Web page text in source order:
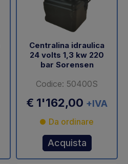
Centralina idraulica
24 volts 1,3 kw 220
bar Sorensen
Codice: 50400S
€ 1'162,00 +IVA
Da ordinare
Acquista